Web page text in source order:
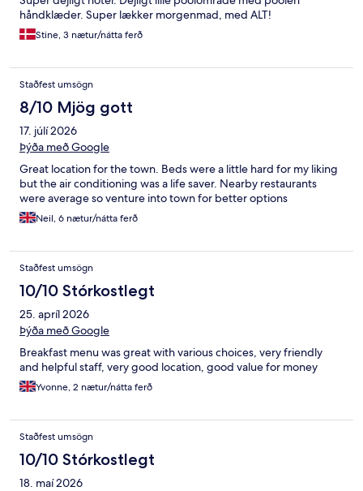
håndklæder. Super lækker morgenmad, med ALT!
Stine, 3 nætur/nátta ferð
Staðfest umsögn
8/10 Mjög gott
17. júlí 2026
Þýða með Google
Great location for the town. Beds were a little hard for my liking
but the air conditioning was a life saver. Nearby restaurants
were average so venture into town for better options
Neil, 6 nætur/nátta ferð
Staðfest umsögn
10/10 Stórkostlegt
25. apríl 2026
Þýða með Google
Breakfast menu was great with various choices, very friendly
and helpful staff, very good location, good value for money
Yvonne, 2 nætur/nátta ferð
Staðfest umsögn
10/10 Stórkostlegt
18. maí 2026